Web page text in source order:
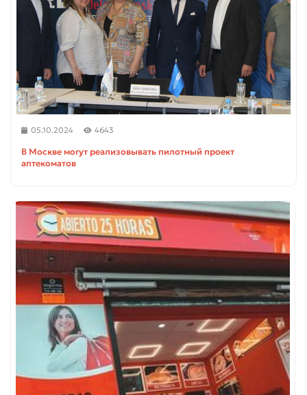
05.10.2024 4643
В Москве могут реализовывать пилотный проект
аптекоматов